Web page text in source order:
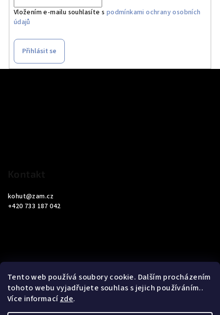
Tento web používá soubory cookie. Dalším procházením
tohoto webu vyjadřujete souhlas s jejich používáním..
Více informacízde.
Vložením e-mailu souhlasíte s podmínkami ochrany osobních
údajů
Přihlásit se
kohut@zam.cz
+420 733 187 042
Informace pro vás
Obchodní podmínky